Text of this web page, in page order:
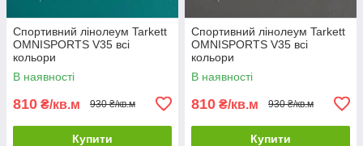
Спортивний лінолеум Tarkett
OMNISPORTS V35 всі
кольори
В наявності
810 ₴/кв.м 930 ₴/кв.м
Купити
Спортивний лінолеум Tarkett
OMNISPORTS V35 всі
кольори
В наявності
810 ₴/кв.м 930 ₴/кв.м
Купити